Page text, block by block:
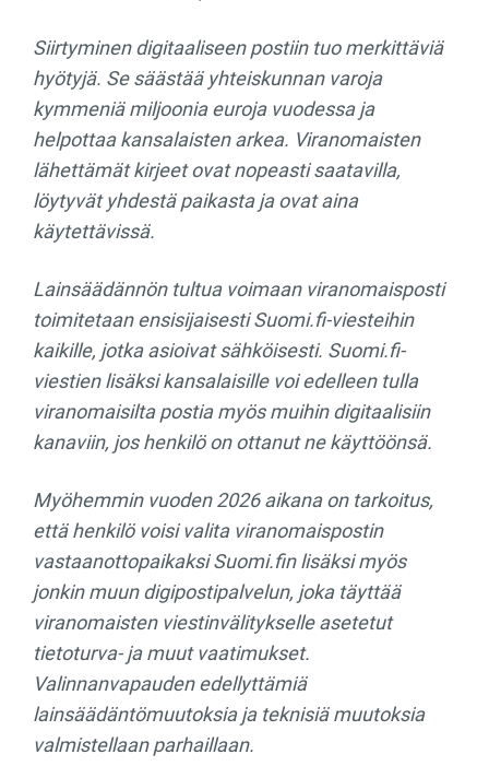
Siirtyminen digitaaliseen postiin tuo merkittäviä
hyötyjä. Se säästää yhteiskunnan varoja
kymmeniä miljoonia euroja vuodessa ja
helpottaa kansalaisten arkea. Viranomaisten
lähettämät kirjeet ovat nopeasti saatavilla,
löytyvät yhdestä paikasta ja ovat aina
käytettävissä.
Lainsäädännön tultua voimaan viranomaisposti
toimitetaan ensisijaisesti Suomi.fi-viesteihin
kaikille, jotka asioivat sähköisesti. Suomi.fi-
viestien lisäksi kansalaisille voi edelleen tulla
viranomaisilta postia myös muihin digitaalisiin
kanaviin, jos henkilö on ottanut ne käyttöönsä.
Myöhemmin vuoden 2026 aikana on tarkoitus,
että henkilö voisi valita viranomaispostin
vastaanottopaikaksi Suomi.fin lisäksi myös
jonkin muun digipostipalvelun, joka täyttää
viranomaisten viestinvälitykselle asetetut
tietoturva- ja muut vaatimukset.
Valinnanvapauden edellyttämiä
lainsäädäntömuutoksia ja teknisiä muutoksia
valmistellaan parhaillaan.